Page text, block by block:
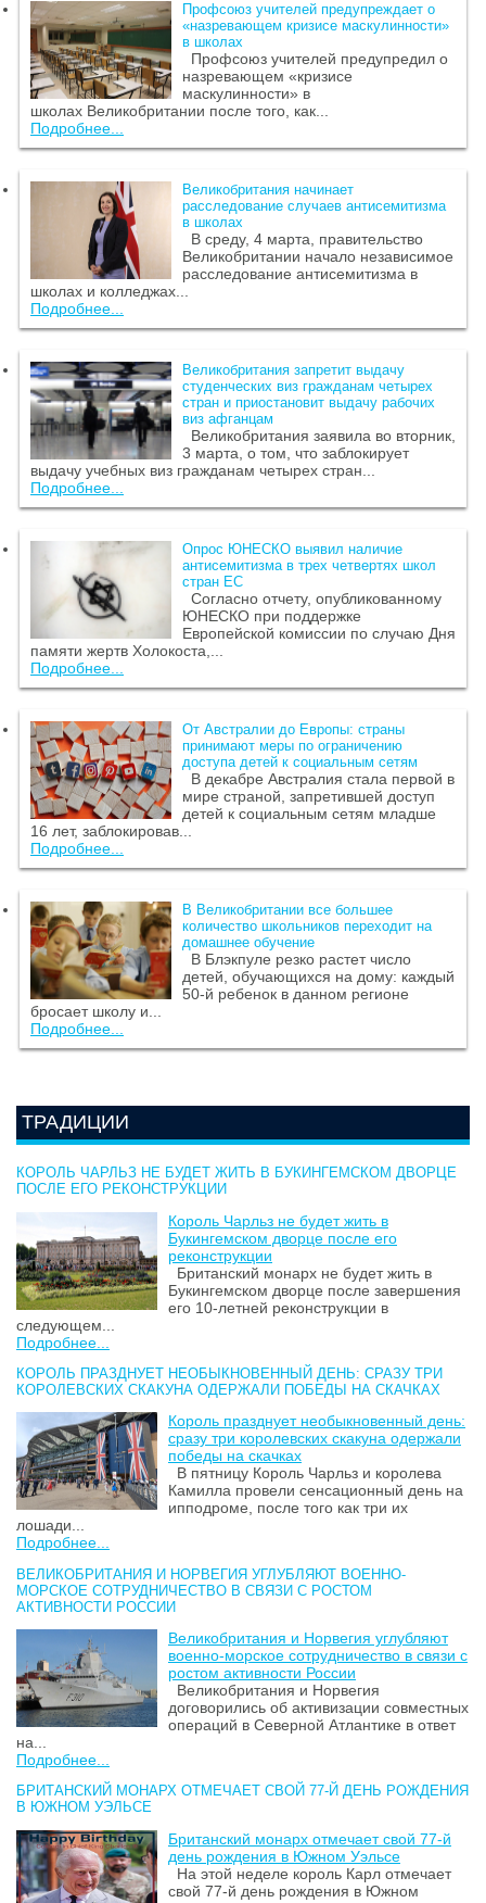
Профсоюз учителей предупреждает о
«назревающем кризисе маскулинности»
в школах
Профсоюз учителей предупредил о
назревающем «кризисе
маскулинности» в
школах Великобритании после того, как...
Подробнее...
Великобритания начинает
расследование случаев антисемитизма
в школах
В среду, 4 марта, правительство
Великобритании начало независимое
расследование антисемитизма в
школах и колледжах...
Подробнее...
Великобритания запретит выдачу
студенческих виз гражданам четырех
стран и приостановит выдачу рабочих
виз афганцам
Великобритания заявила во вторник,
3 марта, о том, что заблокирует
выдачу учебных виз гражданам четырех стран...
Подробнее...
Опрос ЮНЕСКО выявил наличие
антисемитизма в трех четвертях школ
стран ЕС
Согласно отчету, опубликованному
ЮНЕСКО при поддержке
Европейской комиссии по случаю Дня
памяти жертв Холокоста,...
Подробнее...
От Австралии до Европы: страны
принимают меры по ограничению
доступа детей к социальным сетям
В декабре Австралия стала первой в
мире страной, запретившей доступ
детей к социальным сетям младше
16 лет, заблокировав...
Подробнее...
В Великобритании все большее
количество школьников переходит на
домашнее обучение
В Блэкпуле резко растет число
детей, обучающихся на дому: каждый
50-й ребенок в данном регионе
бросает школу и...
Подробнее...
ТРАДИЦИИ
КОРОЛЬ ЧАРЛЬЗ НЕ БУДЕТ ЖИТЬ В БУКИНГЕМСКОМ ДВОРЦЕ
ПОСЛЕ ЕГО РЕКОНСТРУКЦИИ
Король Чарльз не будет жить в
Букингемском дворце после его
реконструкции
Британский монарх не будет жить в
Букингемском дворце после завершения
его 10-летней реконструкции в
следующем...
Подробнее...
КОРОЛЬ ПРАЗДНУЕТ НЕОБЫКНОВЕННЫЙ ДЕНЬ: СРАЗУ ТРИ
КОРОЛЕВСКИХ СКАКУНА ОДЕРЖАЛИ ПОБЕДЫ НА СКАЧКАХ
Король празднует необыкновенный день:
сразу три королевских скакуна одержали
победы на скачках
В пятницу Король Чарльз и королева
Камилла провели сенсационный день на
ипподроме, после того как три их
лошади...
Подробнее...
ВЕЛИКОБРИТАНИЯ И НОРВЕГИЯ УГЛУБЛЯЮТ ВОЕННО-
МОРСКОЕ СОТРУДНИЧЕСТВО В СВЯЗИ С РОСТОМ
АКТИВНОСТИ РОССИИ
Великобритания и Норвегия углубляют
военно-морское сотрудничество в связи с
ростом активности России
Великобритания и Норвегия
договорились об активизации совместных
операций в Северной Атлантике в ответ
на...
Подробнее...
БРИТАНСКИЙ МОНАРХ ОТМЕЧАЕТ СВОЙ 77-Й ДЕНЬ РОЖДЕНИЯ
В ЮЖНОМ УЭЛЬСЕ
Британский монарх отмечает свой 77-й
день рождения в Южном Уэльсе
На этой неделе король Карл отмечает
свой 77-й день рождения в Южном